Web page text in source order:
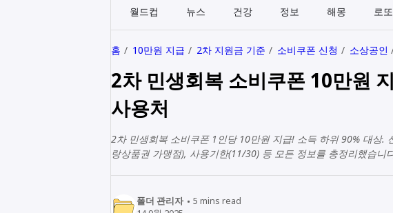
월드컵 뉴스 건강 정보 해몽 로또
홈 10만원 지급 2차 지원금 기준 소비쿠폰 신청 소상공인
2차 민생회복 소비쿠폰 10만원
사용처
2차 민생회복 소비쿠폰 1인당 10만원 지급! 소득 하위 90% 대상.
랑상품권 가맹점), 사용기한(11/30) 등 모든 정보를 총정리했습니
폴더 관리자 5 mins read